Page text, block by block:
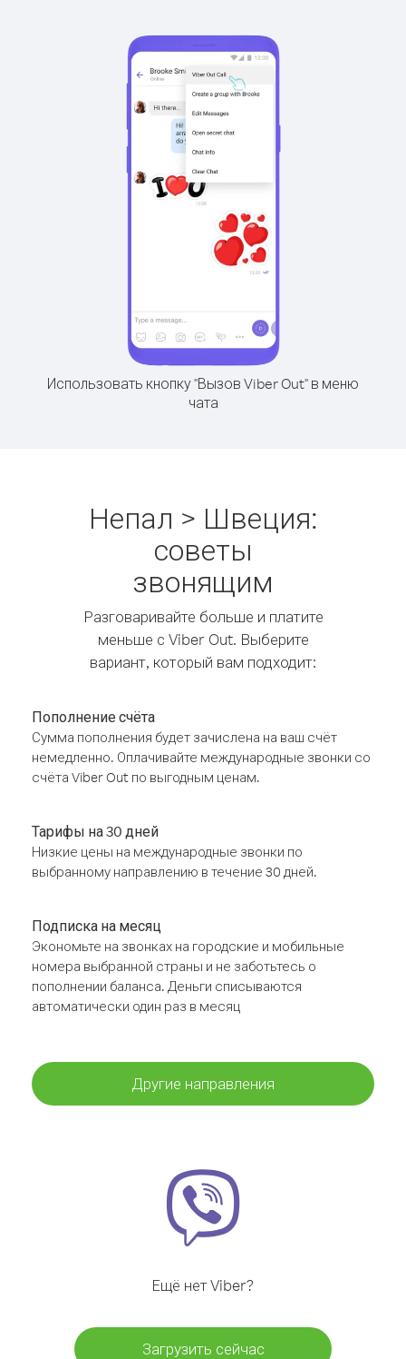
Использовать кнопку "Вызов Viber Out" в меню
чата
Непал > Швеция:
советы
звонящим
Разговаривайте больше и платите
меньше с Viber Out. Выберите
вариант, который вам подходит:
Пополнение счёта
Сумма пополнения будет зачислена на ваш счёт
немедленно. Оплачивайте международные звонки со
счёта Viber Out по выгодным ценам.
Тарифы на 30 дней
Низкие цены на международные звонки по
выбранному направлению в течение 30 дней.
Подписка на месяц
Экономьте на звонках на городские и мобильные
номера выбранной страны и не заботьтесь о
пополнении баланса. Деньги списываются
автоматически один раз в месяц
Другие направления
Ещё нет Viber?
Загрузить сейчас